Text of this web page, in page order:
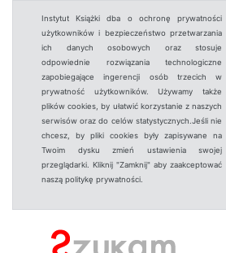
Instytut Książki dba o ochronę prywatności
użytkowników i bezpieczeństwo przetwarzania
ich danych osobowych oraz stosuje
odpowiednie rozwiązania technologiczne
zapobiegające ingerencji osób trzecich w
prywatność użytkowników. Używamy także
plików cookies, by ułatwić korzystanie z naszych
serwisów oraz do celów statystycznych.Jeśli nie
chcesz, by pliki cookies były zapisywane na
Twoim dysku zmień ustawienia swojej
przeglądarki. Kliknij "Zamknij" aby zaakceptować
naszą politykę prywatności.